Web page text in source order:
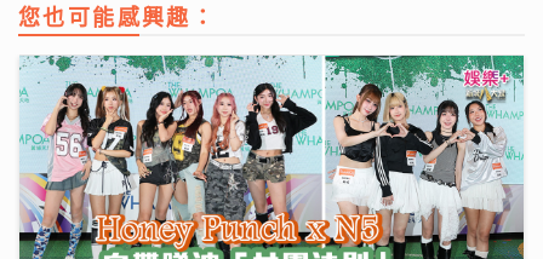
您也可能感興趣：